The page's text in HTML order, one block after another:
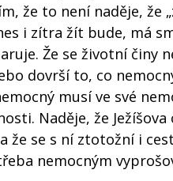
že to není naděje, že
i zítra žít bude, má
Že se životní činy
dovrší to, co
musí ve své
Naděje, že
že se s ní ztotožní i
nemocným